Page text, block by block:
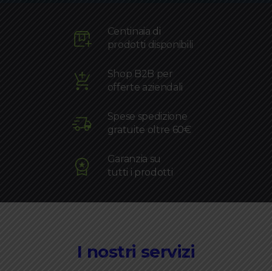
Centinaia di
prodotti disponibili
Shop B2B per
offerte aziendali
Spese spedizione
gratuite oltre 60€
Garanzia su
tutti i prodotti
I nostri servizi